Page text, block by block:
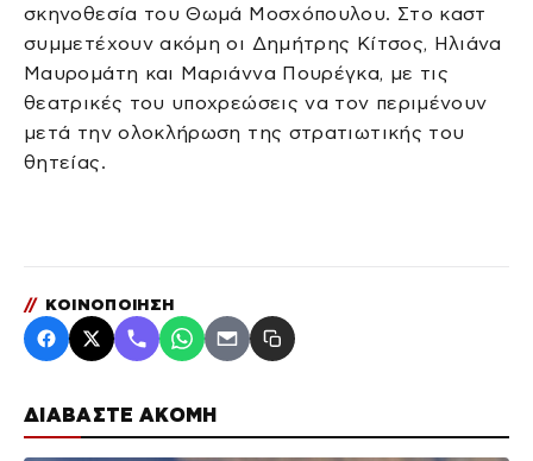
ΔΙΑΒΑΣΤΕ ΑΚΟΜΗ
σκηνοθεσία του Θωμά Μοσχόπουλου. Στο καστ
συμμετέχουν ακόμη οι Δημήτρης Κίτσος, Ηλιάνα
Μαυρομάτη και Μαριάννα Πουρέγκα, με τις
θεατρικές του υποχρεώσεις να τον περιμένουν
μετά την ολοκλήρωση της στρατιωτικής του
θητείας.
// ΚΟΙΝΟΠΟΙΗΣΗ